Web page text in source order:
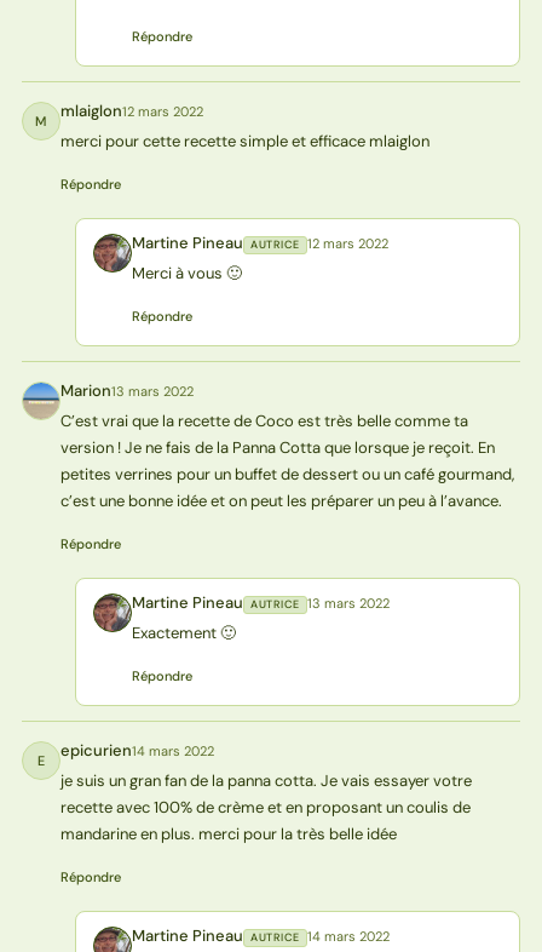
Répondre
M mlaiglon12 mars 2022
merci pour cette recette simple et efficace mlaiglon
Répondre
MP Martine Pineau AUTRICE 12 mars 2022
Merci à vous 🙂
Répondre
M Marion13 mars 2022
C’est vrai que la recette de Coco est très belle comme ta
version ! Je ne fais de la Panna Cotta que lorsque je reçoit. En
petites verrines pour un buffet de dessert ou un café gourmand,
c’est une bonne idée et on peut les préparer un peu à l’avance.
Répondre
MP Martine Pineau AUTRICE 13 mars 2022
Exactement 🙂
Répondre
E epicurien14 mars 2022
je suis un gran fan de la panna cotta. Je vais essayer votre
recette avec 100% de crème et en proposant un coulis de
mandarine en plus. merci pour la très belle idée
Répondre
MP Martine Pineau AUTRICE 14 mars 2022